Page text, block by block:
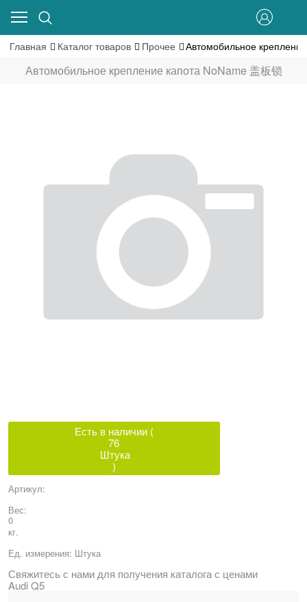
Главная Каталог товаров Прочее Автомобильное
Автомобильное крепление капота NoName 盖板锁
Есть в наличии (
76
Штука
)
Артикул:
Вес:
0
кг.
Ед. измерения: Штука
Свяжитесь с нами для получения каталога с ценами
Audi Q5